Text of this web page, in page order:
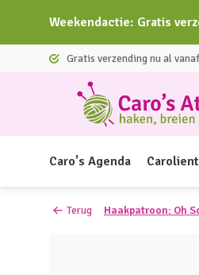
Weekendactie: Gratis
Gratis verzending nu al
Caro's Agenda
Terug Haakpatroon: Oh